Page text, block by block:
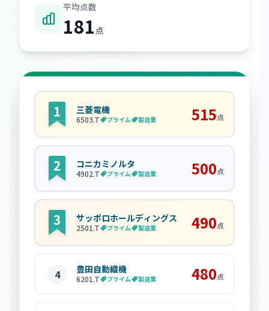
平均点数
181 点
三菱電機
6503.T プライム 製造業 515点
コニカミノルタ
4902.T プライム 製造業 500点
サッポロホールディングス
2501.T プライム 製造業 490点
4 豊田自動織機
6201.T プライム 製造業 480点